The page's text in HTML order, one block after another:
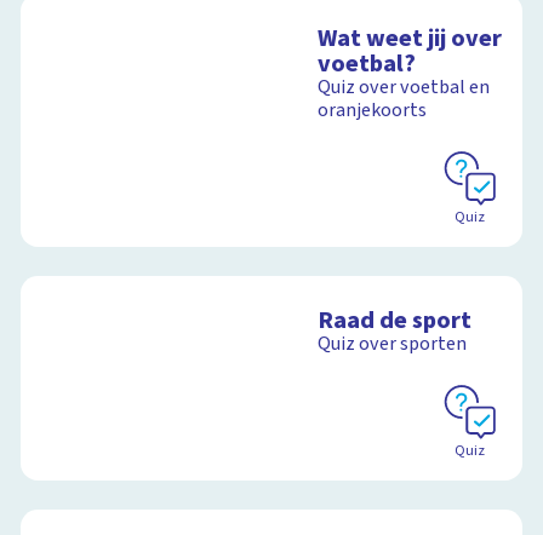
Wat weet jij over
voetbal?
Quiz over voetbal en
oranjekoorts
Quiz
Raad de sport
Quiz over sporten
Quiz